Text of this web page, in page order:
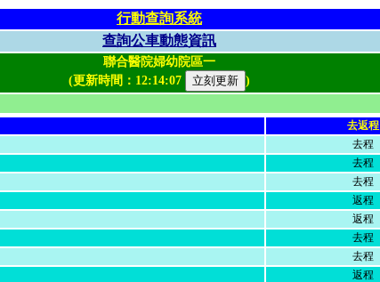
行動查詢系統
查詢公車動態資訊
聯合醫院婦幼院區一
(更新時間： 12:14:07 )
去返程
去程
去程
去程
返程
返程
去程
去程
返程